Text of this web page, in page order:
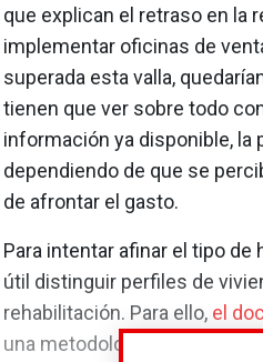
que explican el retraso en la
implementar oficinas de
superada esta valla,
tienen que ver sobre todo
información ya disponible, la
dependiendo de que se
de afrontar el gasto.
Para intentar afinar el tipo
útil distinguir perfiles de
rehabilitación. Para ello, el
una metodología que